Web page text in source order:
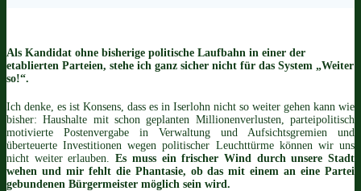
Als Kandidat ohne bisherige politische Laufbahn in einer der
etablierten Parteien, stehe ich ganz sicher nicht für das System „Weiter
so!“.
Ich denke, es ist Konsens, dass es in Iserlohn nicht so weiter gehen kann wie
bisher: Haushalte mit schon geplanten Millionenverlusten, parteipolitisch
motivierte Postenvergabe in Verwaltung und Aufsichtsgremien und
überteuerte Investitionen wegen politischer Leuchttürme können wir uns
nicht weiter erlauben.Es muss ein frischer Wind durch unsere Stadt
wehen und mir fehlt die Phantasie, ob das mit einem an eine Partei
gebundenen Bürgermeister möglich sein wird.